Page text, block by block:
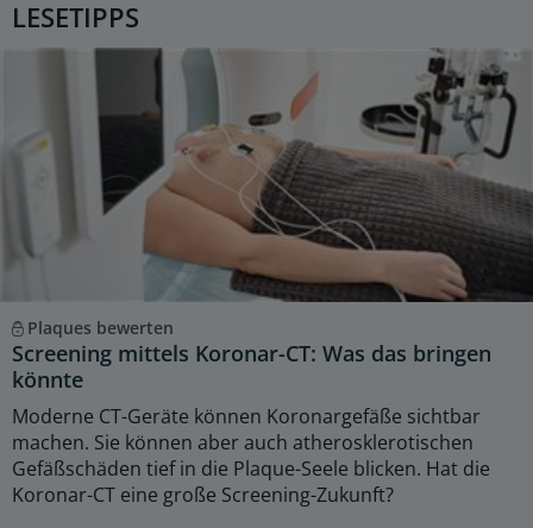
LESETIPPS
Plaques bewerten
Screening mittels Koronar-CT: Was das bringen
könnte
Moderne CT-Geräte können Koronargefäße sichtbar
machen. Sie können aber auch atherosklerotischen
Gefäßschäden tief in die Plaque-Seele blicken. Hat die
Koronar-CT eine große Screening-Zukunft?